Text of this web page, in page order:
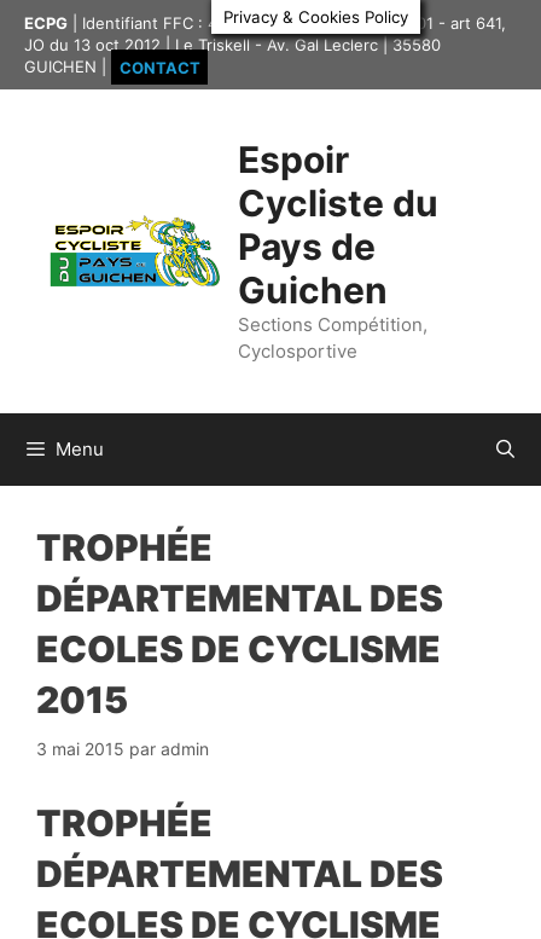
contenu
ECPG | Identifiant FFC : 4335417 | Association loi 1901 - art 641,
JO du 13 oct 2012 | Le Triskell - Av. Gal Leclerc | 35580
GUICHEN |
CONTACT
Espoir
Cycliste du
Pays de
Guichen
Sections Compétition,
Cyclosportive
Menu
TROPHÉE
DÉPARTEMENTAL DES
ECOLES DE CYCLISME
2015
3 mai 2015 par admin
TROPHÉE
DÉPARTEMENTAL DES
ECOLES DE CYCLISME
Privacy & Cookies Policy